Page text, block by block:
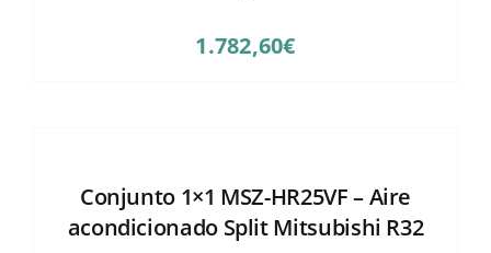
1.782,60€
Conjunto 1×1 MSZ-HR25VF – Aire
acondicionado Split Mitsubishi R32